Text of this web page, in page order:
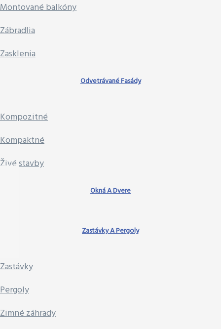
Montované balkóny
Zábradlia
Zasklenia
Odvetrávané Fasády
Kompozitné
Kompaktné
Živé stavby
Okná A Dvere
Zastávky A Pergoly
Zastávky
Pergoly
Zimné záhrady